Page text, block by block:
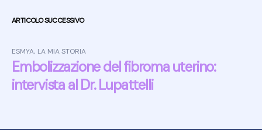
Post navigation
ARTICOLO SUCCESSIVO
ESMYA, LA MIA STORIA
Embolizzazione del fibroma uterino:
intervista al Dr. Lupattelli